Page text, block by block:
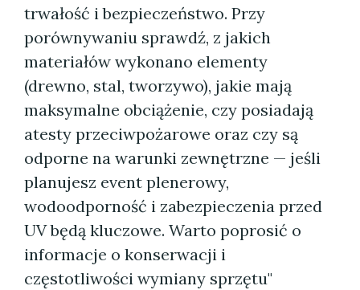
trwałość i bezpieczeństwo. Przy
porównywaniu sprawdź, z jakich
materiałów wykonano elementy
(drewno, stal, tworzywo), jakie mają
maksymalne obciążenie, czy posiadają
atesty przeciwpożarowe oraz czy są
odporne na warunki zewnętrzne — jeśli
planujesz event plenerowy,
wodoodporność i zabezpieczenia przed
UV będą kluczowe. Warto poprosić o
informacje o konserwacji i
częstotliwości wymiany sprzętu"